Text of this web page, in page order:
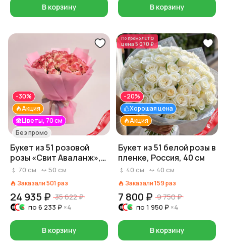
В корзину В корзину
🌼Цветы, 70 см
Акция
-30%
Без промо
Букет из 51 розовой
розы «Свит Аваланж»,
70 см, Россия
70 см 50 см
Заказали501 раз
24 935 ₽ 35 622 ₽
по 6 233 ₽ ×4
В корзину
По промоЛЕТО
цена 5 070 ₽
Акция
Хорошая цена
-20%
Букет из 51 белой розы в
пленке, Россия, 40 см
40 см 40 см
Заказали159раз
7 800 ₽ 9 750 ₽
по 1 950 ₽ ×4
В корзину